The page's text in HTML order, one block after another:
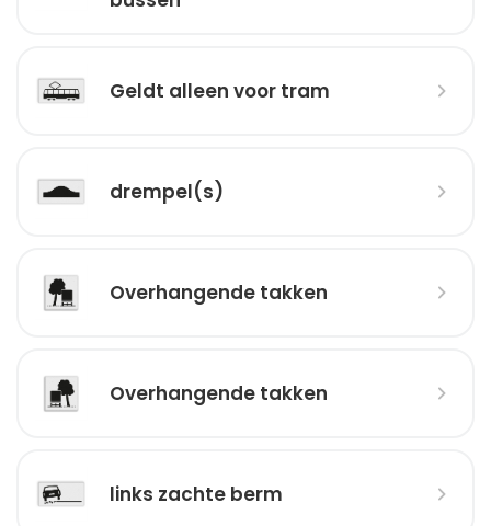
Geldt alleen voor tram
drempel(s)
Overhangende takken
Overhangende takken
links zachte berm